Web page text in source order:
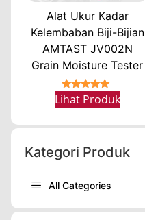
Alat Ukur Kadar
Kelembaban Biji-Bijian
AMTAST JV002N
Grain Moisture Tester
★★★★★
Lihat Produk
Kategori Produk
All Categories